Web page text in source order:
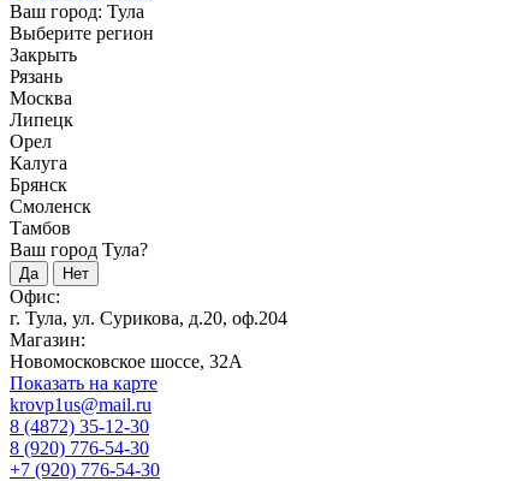
Ваш город: Тула
Выберите регион
Закрыть
Рязань
Москва
Липецк
Орел
Калуга
Брянск
Смоленск
Тамбов
Ваш город Тула?
Да Нет
Офис:
г. Тула, ул. Сурикова, д.20, оф.204
Магазин:
Новомосковское шоссе, 32А
Показать на карте
krovp1us@mail.ru
8 (4872) 35-12-30
8 (920) 776-54-30
+7 (920) 776-54-30